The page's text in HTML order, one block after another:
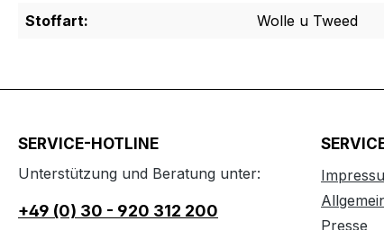
Stoffart:
Wolle u Tweed
SERVICE-HOTLINE
Unterstützung und Beratung unter:
+49 (0) 30 - 920 312 200
Presse